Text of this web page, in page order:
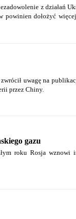
z działań
powinien dołożyć
uwagę na
przez Chiny.
gazu
roku Rosja wznowi